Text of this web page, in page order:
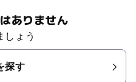
ありません
しょう
探す